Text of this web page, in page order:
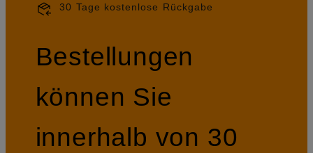
30 Tage kostenlose Rückgabe
Bestellungen
können Sie
innerhalb von 30